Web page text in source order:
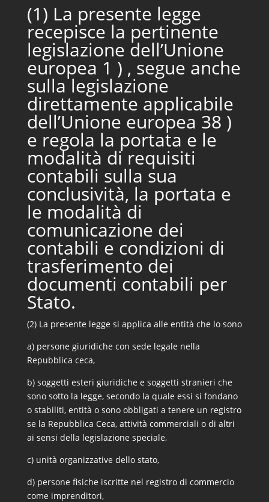
(1) La presente legge
recepisce la pertinente
legislazione dell’Unione
europea 1 ) , segue anche
sulla legislazione
direttamente applicabile
dell’Unione europea 38 )
e regola la portata e le
modalità di requisiti
contabili sulla sua
conclusività, la portata e
le modalità di
comunicazione dei
contabili e condizioni di
trasferimento dei
documenti contabili per
Stato.
(2) La presente legge si applica alle entità che lo sono
a) persone giuridiche con sede legale nella
Repubblica ceca,
b) soggetti esteri giuridiche e soggetti stranieri che
sono sotto la legge, secondo la quale essi si fondano
o stabiliti, entità o sono obbligati a tenere un registro
se la Repubblica Ceca, attività commerciali o di altri
ai sensi della legislazione speciale,
c) unità organizzative dello stato,
d) persone fisiche iscritte nel registro di commercio
come imprenditori,